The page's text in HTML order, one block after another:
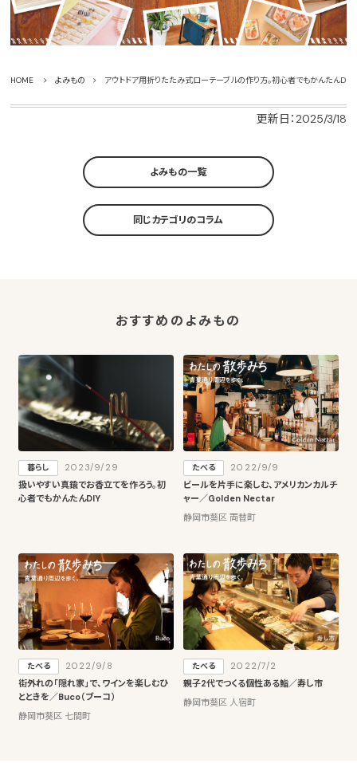
HOME よみもの アウトドア用折りたたみ式ローテーブルの作り方。初心者でもかんたんDIY
更新日：2025/3/18
よみもの一覧
同じカテゴリのコラム
おすすめのよみもの
暮らし
2023/9/29
扱いやすい真鍮でお香立てを作ろう。初
心者でもかんたんDIY
たべる
2022/9/9
ビールを片手に楽しむ、アメリカンカルチ
ャー／Golden Nectar
静岡市葵区 両替町
たべる
2022/9/8
街外れの「隠れ家」で、ワインを楽しむひ
とときを／Buco（ブーコ）
静岡市葵区 七間町
たべる
2022/7/2
親子2代でつくる個性ある鮨／寿し市
静岡市葵区 人宿町